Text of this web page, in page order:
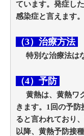
ています。発症し
感染症と言えます。
（3）治療方法
特別な治療法は
（4）予防
黄熱は、黄熱ワ
きます。1回の予
ると言われており
以降、黄熱予防接